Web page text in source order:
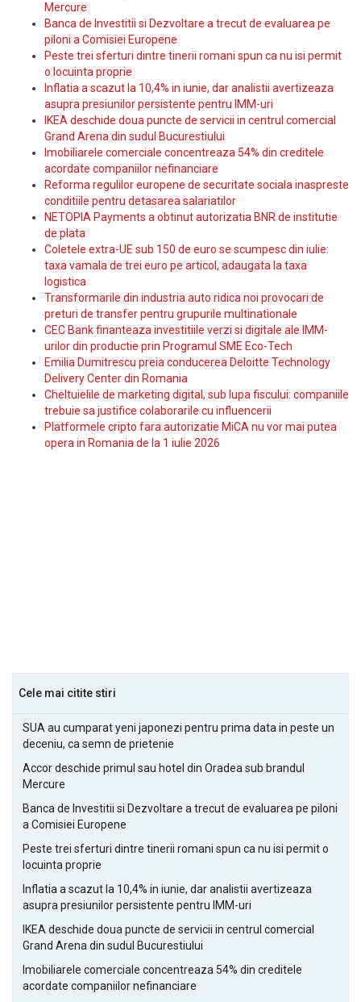
Mercure
Banca de Investitii si Dezvoltare a trecut de evaluarea pe
piloni a Comisiei Europene
Peste trei sferturi dintre tinerii romani spun ca nu isi permit
o locuinta proprie
Inflatia a scazut la 10,4% in iunie, dar analistii avertizeaza
asupra presiunilor persistente pentru IMM-uri
IKEA deschide doua puncte de servicii in centrul comercial
Grand Arena din sudul Bucurestiului
Imobiliarele comerciale concentreaza 54% din creditele
acordate companiilor nefinanciare
Reforma regulilor europene de securitate sociala inaspreste
conditiile pentru detasarea salariatilor
NETOPIA Payments a obtinut autorizatia BNR de institutie
de plata
Coletele extra-UE sub 150 de euro se scumpesc din iulie:
taxa vamala de trei euro pe articol, adaugata la taxa
logistica
Transformarile din industria auto ridica noi provocari de
preturi de transfer pentru grupurile multinationale
CEC Bank finanteaza investitiile verzi si digitale ale IMM-
urilor din productie prin Programul SME Eco-Tech
Emilia Dumitrescu preia conducerea Deloitte Technology
Delivery Center din Romania
Cheltuielile de marketing digital, sub lupa fiscului: companiile
trebuie sa justifice colaborarile cu influencerii
Platformele cripto fara autorizatie MiCA nu vor mai putea
opera in Romania de la 1 iulie 2026
Cele mai citite stiri
SUA au cumparat yeni japonezi pentru prima data in peste un
deceniu, ca semn de prietenie
Accor deschide primul sau hotel din Oradea sub brandul
Mercure
Banca de Investitii si Dezvoltare a trecut de evaluarea pe piloni
a Comisiei Europene
Peste trei sferturi dintre tinerii romani spun ca nu isi permit o
locuinta proprie
Inflatia a scazut la 10,4% in iunie, dar analistii avertizeaza
asupra presiunilor persistente pentru IMM-uri
IKEA deschide doua puncte de servicii in centrul comercial
Grand Arena din sudul Bucurestiului
Imobiliarele comerciale concentreaza 54% din creditele
acordate companiilor nefinanciare